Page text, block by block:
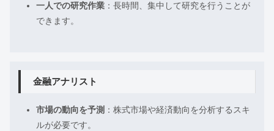
一人での研究作業：長時間、集中して研究を行うことが
できます。
金融アナリスト
市場の動向を予測 ：株式市場や経済動向を分析するスキ
ルが必要です。